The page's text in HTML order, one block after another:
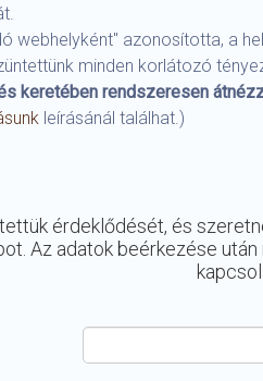
webhelyként" azonosította, a
minden korlátozó
keretében rendszeresen
leírásánál találhat.)
érdeklődését, és
Az adatok beérkezése